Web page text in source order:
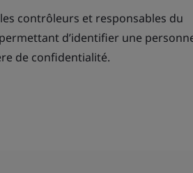
contrôleurs et responsables du
d’identifier une
de confidentialité.